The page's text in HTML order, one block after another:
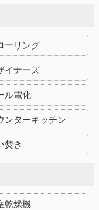
ーリング
イナーズ
ル電化
ンターキッチン
焚き
乾燥機